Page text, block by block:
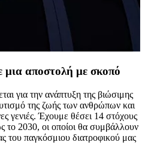
μια αποστολή με σκοπό
για την ανάπτυξη της βιώσιμης
της ζωής των ανθρώπων και
γενιές. Έχουμε θέσει 14 στόχους
το 2030, οι οποίοι θα συμβάλλουν
του παγκόσμιου διατροφικού μας